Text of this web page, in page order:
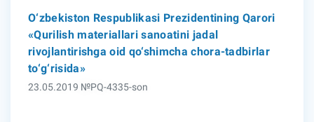
O‘zbekiston Respublikasi Prezidentining Qarori
«Qurilish materiallari sanoatini jadal
rivojlantirishga oid qo‘shimcha chora-tadbirlar
to‘g‘risida»
23.05.2019 №PQ-4335-son